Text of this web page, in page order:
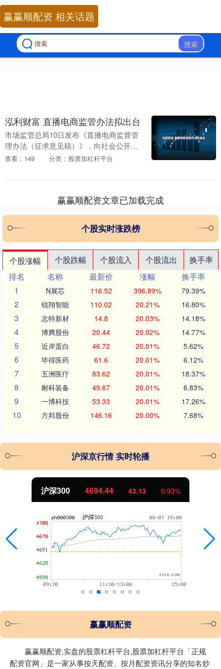
搜索
赢赢顺配资 相关话题
泓利财富 直播电商监管办法拟出台
市场监管总局10日发布《直播电商监督管
理办法（征求意见稿）》，向社会公开征
求意见。《办法》旨在加强直播电商监督
合法权益，促进....
查看：149 分类：股票加杠杆平台
赢赢顺配资文章已加载完成
个股实时涨跌榜
个股涨幅 个股跌幅 个股流入 个股流出
换手率
排名
名称 最新价 涨幅
换手率
1
N展芯 116.52 396.89% 79.39%
2 锐翔智能 110.02 20.21% 16.80%
3 志特新材 14.8 20.03% 14.18%
4 博腾股份 20.44 20.02% 14.77%
5 近岸蛋白 46.72 20.01% 5.62%
6 毕得医药 61.6 20.01% 6.12%
7 五洲医疗 83.62 20.01% 18.37%
8 耐科装备 49.67 20.01% 6.83%
9 一博科技 53.33 20.01% 17.26%
10 方邦股份 146.16 20.00% 7.68%
沪深京行情 实时轮播
沪深300 4694.44 43.13 0.93%
赢赢顺配资
赢赢顺配资,实盘的股票杠杆平台,股票加杠杆平台「正规
配资官网」是一家从事按天配资、按月配资资讯分享的知名炒